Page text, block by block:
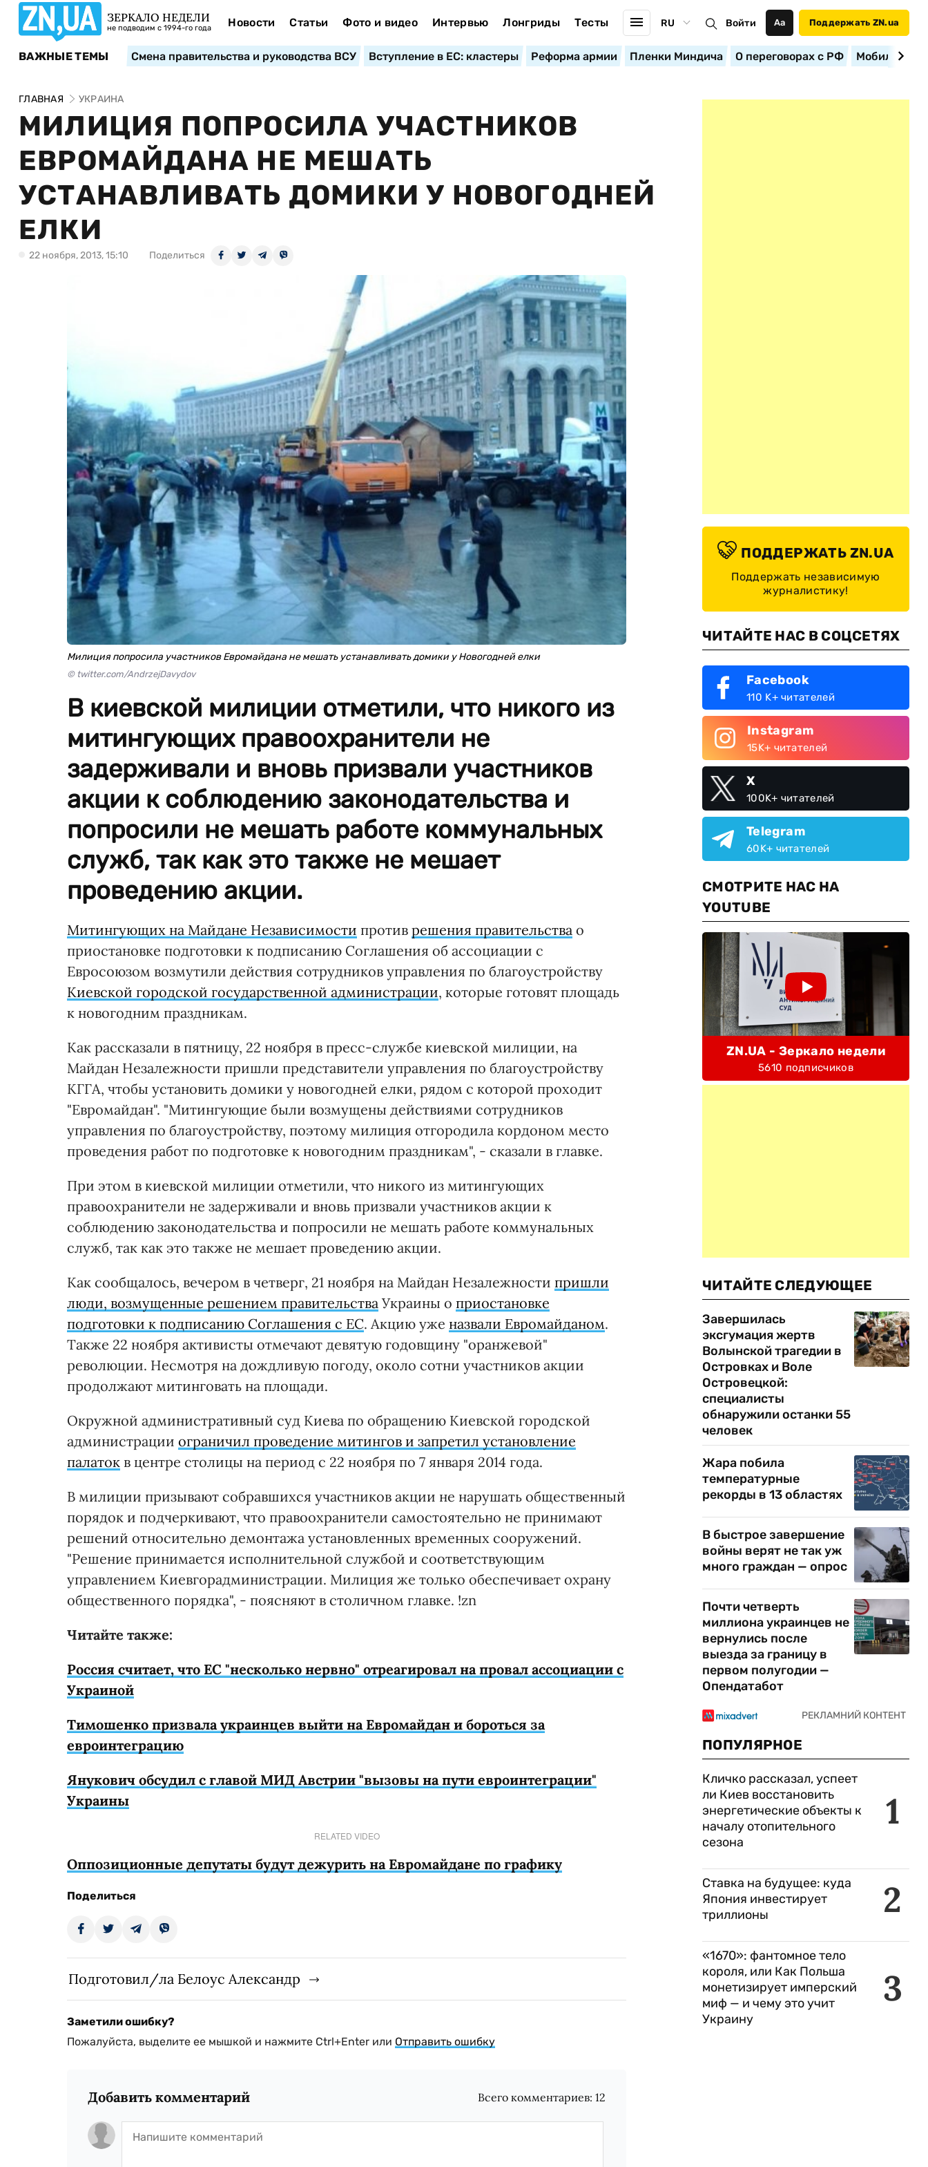
ЗЕРКАЛО НЕДЕЛИ
не подводим с 1994-го года Новости Статьи Фото и видео Интервью Лонгриды Тесты RU Войти Аа Поддержать ZN.ua
ВАЖНЫЕ ТЕМЫ Смена правительства и руководства ВСУ Вступление в ЕС: кластеры Реформа армии Пленки Миндича О переговорах с РФ
ГЛАВНАЯ УКРАИНА
МИЛИЦИЯ ПОПРОСИЛА УЧАСТНИКОВ
ЕВРОМАЙДАНА НЕ МЕШАТЬ
УСТАНАВЛИВАТЬ ДОМИКИ У НОВОГОДНЕЙ
ЕЛКИ
22 ноября, 2013, 15:10 Поделиться
Милиция попросила участников Евромайдана не мешать устанавливать домики у Новогодней елки
© twitter.com/AndrzejDavydov
В киевской милиции отметили, что никого из
митингующих правоохранители не
задерживали и вновь призвали участников
акции к соблюдению законодательства и
попросили не мешать работе коммунальных
служб, так как это также не мешает
проведению акции.
Митингующих на Майдане Независимости против решения правительства о
приостановке подготовки к подписанию Соглашения об ассоциации с
Евросоюзом возмутили действия сотрудников управления по благоустройству
Киевской городской государственной администрации, которые готовят площадь
к новогодним праздникам.
Как рассказали в пятницу, 22 ноября в пресс-службе киевской милиции, на
Майдан Незалежности пришли представители управления по благоустройству
КГГА, чтобы установить домики у новогодней елки, рядом с которой проходит
"Евромайдан". "Митингующие были возмущены действиями сотрудников
управления по благоустройству, поэтому милиция отгородила кордоном место
проведения работ по подготовке к новогодним праздникам", - сказали в главке.
При этом в киевской милиции отметили, что никого из митингующих
правоохранители не задерживали и вновь призвали участников акции к
соблюдению законодательства и попросили не мешать работе коммунальных
служб, так как это также не мешает проведению акции.
Как сообщалось, вечером в четверг, 21 ноября на Майдан Незалежности пришли
люди, возмущенные решением правительства Украины о приостановке
подготовки к подписанию Соглашения с ЕС. Акцию уже назвали Евромайданом.
Также 22 ноября активисты отмечают девятую годовщину "оранжевой"
революции. Несмотря на дождливую погоду, около сотни участников акции
продолжают митинговать на площади.
Окружной административный суд Киева по обращению Киевской городской
администрации ограничил проведение митингов и запретил установление
палаток в центре столицы на период с 22 ноября по 7 января 2014 года.
В милиции призывают собравшихся участников акции не нарушать общественный
порядок и подчеркивают, что правоохранители самостоятельно не принимают
решений относительно демонтажа установленных временных сооружений.
"Решение принимается исполнительной службой и соответствующим
управлением Киевгорадминистрации. Милиция же только обеспечивает охрану
общественного порядка", - поясняют в столичном главке. !zn
Читайте также:
Россия считает, что ЕС "несколько нервно" отреагировал на провал ассоциации с
Украиной
Тимошенко призвала украинцев выйти на Евромайдан и бороться за
евроинтеграцию
Янукович обсудил с главой МИД Австрии "вызовы на пути евроинтеграции"
Украины
RELATED VIDEO
Оппозиционные депутаты будут дежурить на Евромайдане по графику
Поделиться
Подготовил/ла Белоус Александр
Заметили ошибку?
Пожалуйста, выделите ее мышкой и нажмите Ctrl+Enter или Отправить ошибку
Добавить комментарий Всего комментариев:12
ПОДДЕРЖАТЬ ZN.UA
Поддержать независимую
журналистику!
ЧИТАЙТЕ НАС В СОЦСЕТЯХ
Facebook
110 K+ читателей
Instagram
15K+ читателей
X
100K+ читателей
Telegram
60K+ читателей
СМОТРИТЕ НАС НА
YOUTUBE
ZN.UA - Зеркало недели
5610 подписчиков
ЧИТАЙТЕ СЛЕДУЮЩЕЕ
Завершилась
эксгумация жертв
Волынской трагедии в
Островках и Воле
Островецкой:
специалисты
обнаружили останки 55
человек
Жара побила
температурные
рекорды в 13 областях
В быстрое завершение
войны верят не так уж
много граждан — опрос
Почти четверть
миллиона украинцев не
вернулись после
выезда за границу в
первом полугодии —
Опендатабот
ПОПУЛЯРНОЕ
1
Кличко рассказал, успеет
ли Киев восстановить
энергетические объекты к
началу отопительного
сезона
2
Ставка на будущее: куда
Япония инвестирует
триллионы
3
«1670»: фантомное тело
короля, или Как Польша
монетизирует имперский
миф — и чему это учит
Украину